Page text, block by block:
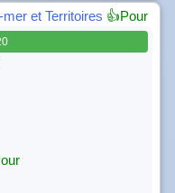
et Territoires 👍Pour